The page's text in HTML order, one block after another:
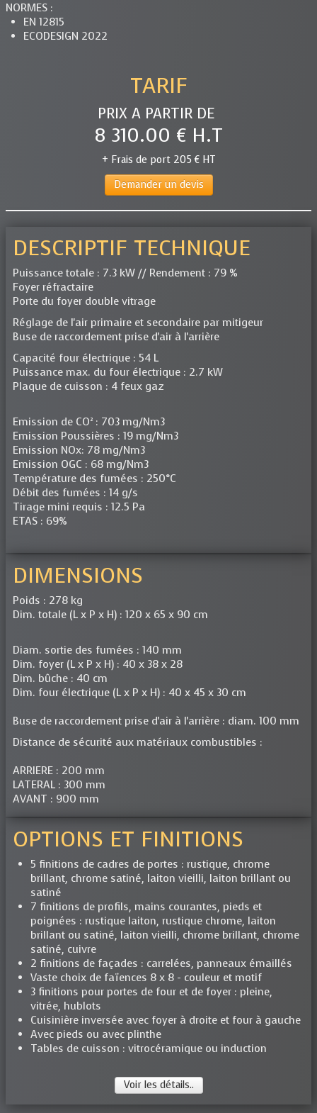
NORMES :
EN 12815
ECODESIGN 2022
TARIF
PRIX A PARTIR DE
8 310.00 € H.T
+ Frais de port 205 € HT
Demander un devis
DESCRIPTIF TECHNIQUE
Puissance totale : 7.3 kW // Rendement : 79 %
Foyer réfractaire
Porte du foyer double vitrage
Réglage de l'air primaire et secondaire par mitigeur
Buse de raccordement prise d'air à l'arrière
Capacité four électrique : 54 L
Puissance max. du four électrique : 2.7 kW
Plaque de cuisson : 4 feux gaz
Emission de CO² : 703 mg/Nm3
Emission Poussières : 19 mg/Nm3
Emission NOx: 78 mg/Nm3
Emission OGC : 68 mg/Nm3
Température des fumées : 250°C
Débit des fumées : 14 g/s
Tirage mini requis : 12.5 Pa
ETAS : 69%
DIMENSIONS
Poids : 278 kg
Dim. totale (L x P x H) : 120 x 65 x 90 cm
Diam. sortie des fumées : 140 mm
Dim. foyer (L x P x H) : 40 x 38 x 28
Dim. bûche : 40 cm
Dim. four électrique (L x P x H) : 40 x 45 x 30 cm
Buse de raccordement prise d'air à l'arrière : diam. 100 mm
Distance de sécurité aux matériaux combustibles :
ARRIERE : 200 mm
LATERAL : 300 mm
AVANT : 900 mm
OPTIONS ET FINITIONS
5 finitions de cadres de portes : rustique, chrome
brillant, chrome satiné, laiton vieilli, laiton brillant ou
satiné
7 finitions de profils, mains courantes, pieds et
poignées : rustique laiton, rustique chrome, laiton
brillant ou satiné, laiton vieilli, chrome brillant, chrome
satiné, cuivre
2 finitions de façades : carrelées, panneaux émaillés
Vaste choix de faïences 8 x 8 - couleur et motif
3 finitions pour portes de four et de foyer : pleine,
vitrée, hublots
Cuisinière inversée avec foyer à droite et four à gauche
Avec pieds ou avec plinthe
Tables de cuisson : vitrocéramique ou induction
Voir les détails..